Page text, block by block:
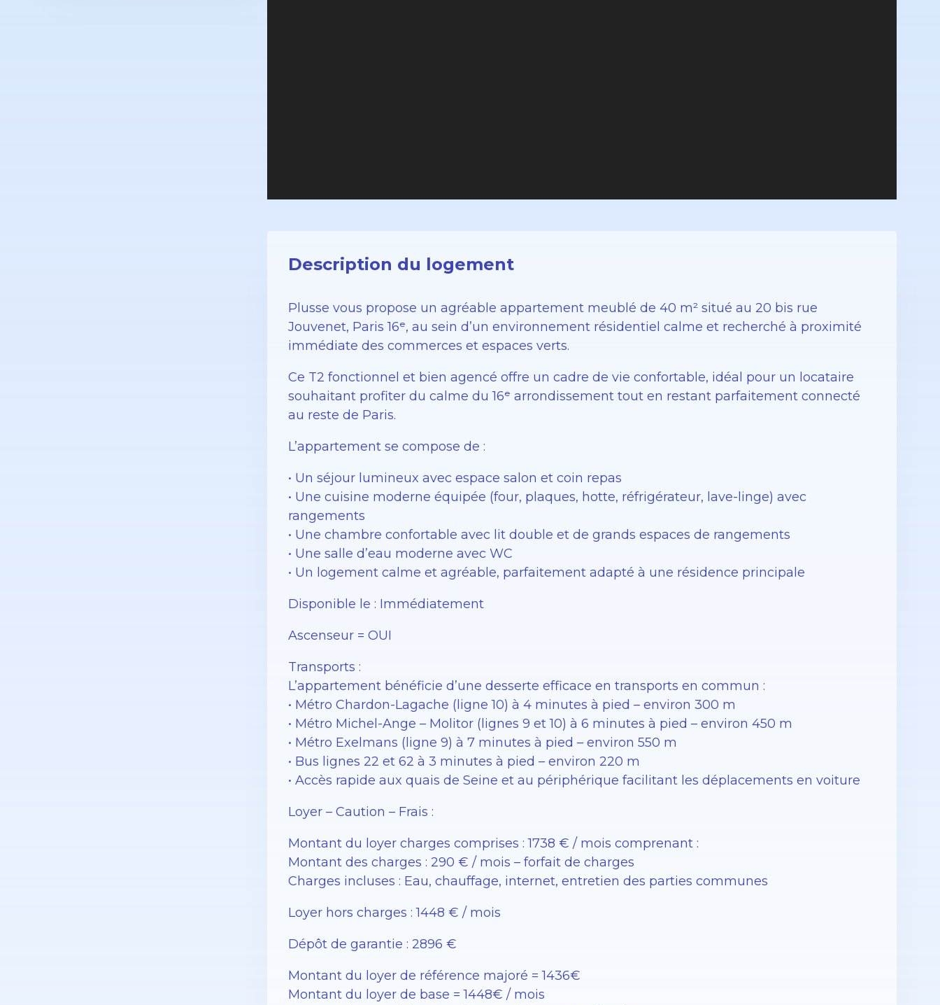
Description du logement
Plusse vous propose un agréable appartement meublé de 40 m² situé au 20 bis rue
Jouvenet, Paris 16ᵉ, au sein d’un environnement résidentiel calme et recherché à proximité
immédiate des commerces et espaces verts.
Ce T2 fonctionnel et bien agencé offre un cadre de vie confortable, idéal pour un locataire
souhaitant profiter du calme du 16ᵉ arrondissement tout en restant parfaitement connecté
au reste de Paris.
L’appartement se compose de :
• Un séjour lumineux avec espace salon et coin repas
• Une cuisine moderne équipée (four, plaques, hotte, réfrigérateur, lave-linge) avec
rangements
• Une chambre confortable avec lit double et de grands espaces de rangements
• Une salle d’eau moderne avec WC
• Un logement calme et agréable, parfaitement adapté à une résidence principale
Disponible le : Immédiatement
Ascenseur = OUI
Transports :
L’appartement bénéficie d’une desserte efficace en transports en commun :
• Métro Chardon-Lagache (ligne 10) à 4 minutes à pied – environ 300 m
• Métro Michel-Ange – Molitor (lignes 9 et 10) à 6 minutes à pied – environ 450 m
• Métro Exelmans (ligne 9) à 7 minutes à pied – environ 550 m
• Bus lignes 22 et 62 à 3 minutes à pied – environ 220 m
• Accès rapide aux quais de Seine et au périphérique facilitant les déplacements en voiture
Loyer – Caution – Frais :
Montant du loyer charges comprises : 1738 € / mois comprenant :
Montant des charges : 290 € / mois – forfait de charges
Charges incluses : Eau, chauffage, internet, entretien des parties communes
Loyer hors charges : 1448 € / mois
Dépôt de garantie : 2896 €
Montant du loyer de référence majoré = 1436€
Montant du loyer de base = 1448€ / mois